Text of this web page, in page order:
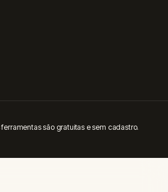
são gratuitas e sem cadastro.